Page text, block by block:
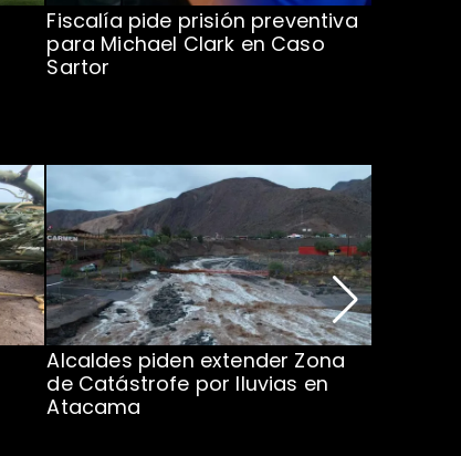
Fiscalía pide prisión preventiva
para Michael Clark en Caso
Sartor
Alcaldes piden extender Zona
de Catástrofe por lluvias en
Atacama